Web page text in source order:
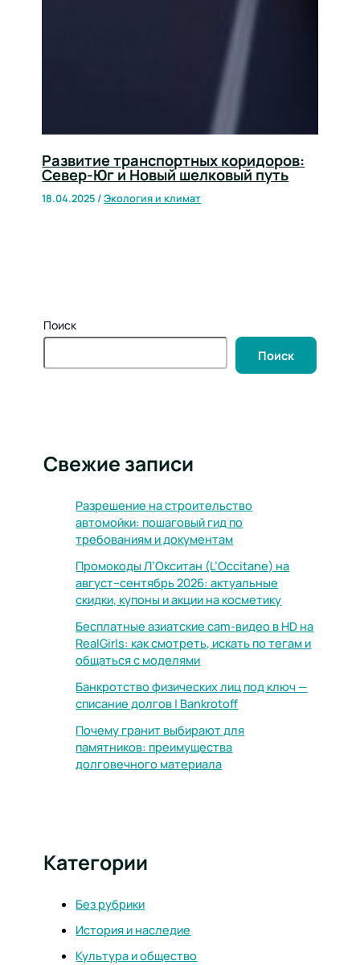
Развитие транспортных коридоров:
Север-Юг и Новый шелковый путь
18.04.2025/Экология и климат
Поиск
Поиск
Свежие записи
Разрешение на строительство
автомойки: пошаговый гид по
требованиям и документам
Промокоды Л’Окситан (L’Occitane) на
август–сентябрь 2026: актуальные
скидки, купоны и акции на косметику
Бесплатные азиатские cam-видео в HD на
RealGirls: как смотреть, искать по тегам и
общаться с моделями
Банкротство физических лиц под ключ —
списание долгов | Bankrotoff
Почему гранит выбирают для
памятников: преимущества
долговечного материала
Категории
Без рубрики
История и наследие
Культура и общество